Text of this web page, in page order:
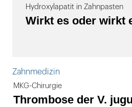
Hydroxylapatit in Zahnpasten
Wirkt es oder wirkt
Zahnmedizin
MKG-Chirurgie
Thrombose der V.